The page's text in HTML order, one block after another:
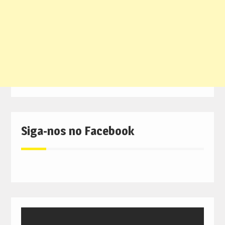
Siga-nos no Facebook